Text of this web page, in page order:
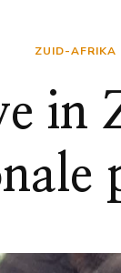
ZUID-AFRIKA